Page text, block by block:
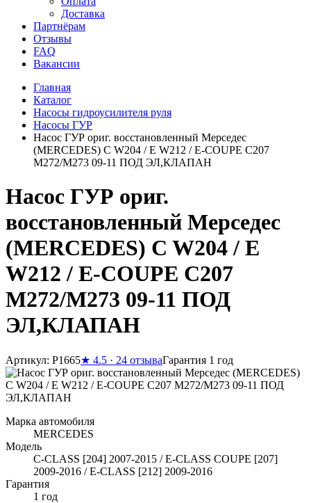
Доставка
Партнёрам
Отзывы
FAQ
Вакансии
Главная
Каталог
Насосы гидроусилителя руля
Насосы ГУР
Насос ГУР ориг. восстановленный Мерседес
(MERCEDES) C W204 / E W212 / E-COUPE C207
M272/M273 09-11 ПОД ЭЛ,КЛАПАН
Насос ГУР ориг.
восстановленный Мерседес
(MERCEDES) C W204 / E
W212 / E-COUPE C207
M272/M273 09-11 ПОД
ЭЛ,КЛАПАН
Артикул: P1665★ 4.5 · 24 отзываГарантия 1 год
Марка автомобиля
MERCEDES
Модель
C-CLASS [204] 2007-2015 / E-CLASS COUPE [207]
2009-2016 / E-CLASS [212] 2009-2016
Гарантия
1 год